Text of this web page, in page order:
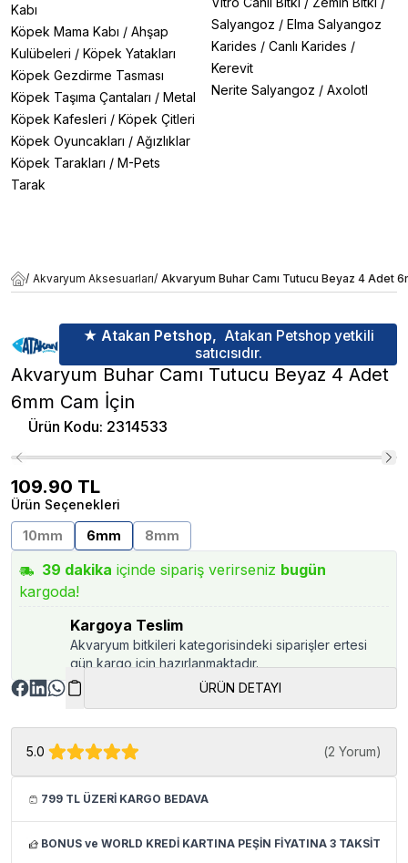
Kabı
Köpek Mama Kabı / Ahşap
Kulübeleri / Köpek Yatakları
Köpek Gezdirme Tasması
Köpek Taşıma Çantaları / Metal
Köpek Kafesleri / Köpek Çitleri
Köpek Oyuncakları / Ağızlıklar
Köpek Tarakları / M-Pets
Tarak
Salyangoz / Elma Salyangoz
Karides / Canlı Karides /
Kerevit
Nerite Salyangoz / Axolotl
/ Akvaryum Aksesuarları/ Akvaryum Buhar Camı Tutucu Beyaz 4 Adet
★ Atakan Petshop, Atakan Petshop yetkili
satıcısıdır.
Akvaryum Buhar Camı Tutucu Beyaz 4 Adet
6mm Cam İçin
Ürün Kodu: 2314533
109.90 TL
Ürün Seçenekleri
10mm
6mm 8mm
39 dakika içinde sipariş verirseniz bugün
kargoda!
Kargoya Teslim
Akvaryum bitkileri kategorisindeki siparişler ertesi
gün kargo için hazırlanmaktadır.
ÜRÜN DETAYI
5.0 (2 Yorum)
799 TL ÜZERİ KARGO BEDAVA
BONUS ve WORLD KREDİ KARTINA PEŞİN FİYATINA 3 TAKSİT